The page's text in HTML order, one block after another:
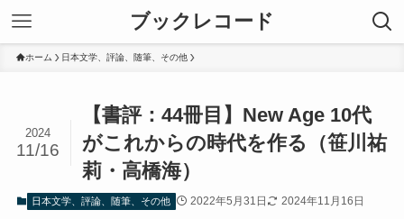
ブックレコード
ホーム 日本文学、評論、随筆、その他
【書評：44冊目】New Age 10代
がこれからの時代を作る（笹川祐
莉・高橋海）
2024
11/16
日本文学、評論、随筆、その他 2022年5月31日 2024年11月16日